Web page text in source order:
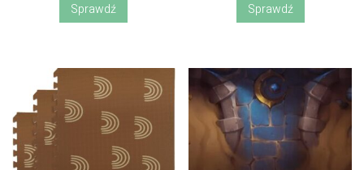
Sprawdź Sprawdź